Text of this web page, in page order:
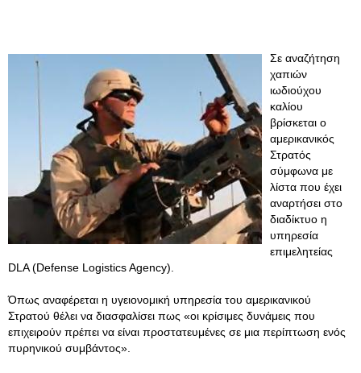
Σε αναζήτηση
χαπιών
ιωδιούχου
καλίου
βρίσκεται ο
αμερικανικός
Στρατός
σύμφωνα με
λίστα που έχει
αναρτήσει στο
διαδίκτυο η
υπηρεσία
επιμελητείας
DLA (Defense Logistics Agency).
Όπως αναφέρεται η υγειονομική υπηρεσία του αμερικανικού
Στρατού θέλει να διασφαλίσει πως «οι κρίσιμες δυνάμεις που
επιχειρούν πρέπει να είναι προστατευμένες σε μια περίπτωση ενός
πυρηνικού συμβάντος».